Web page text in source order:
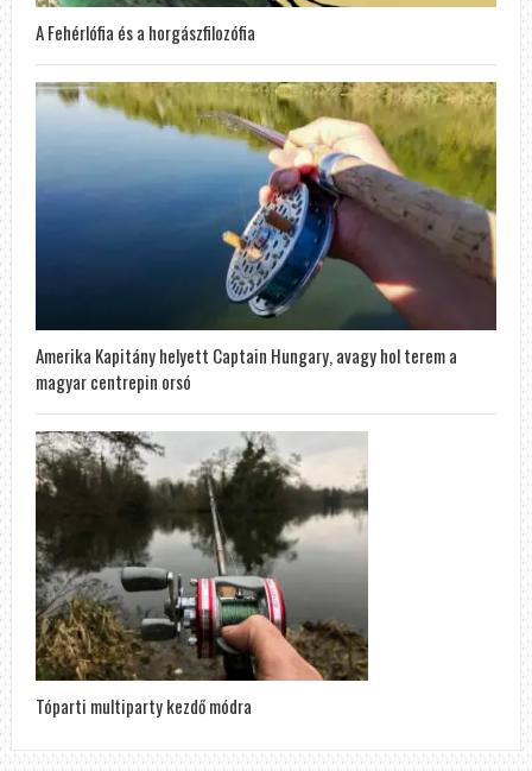
A Fehérlófia és a horgászfilozófia
Amerika Kapitány helyett Captain Hungary, avagy hol terem a
magyar centrepin orsó
Tóparti multiparty kezdő módra